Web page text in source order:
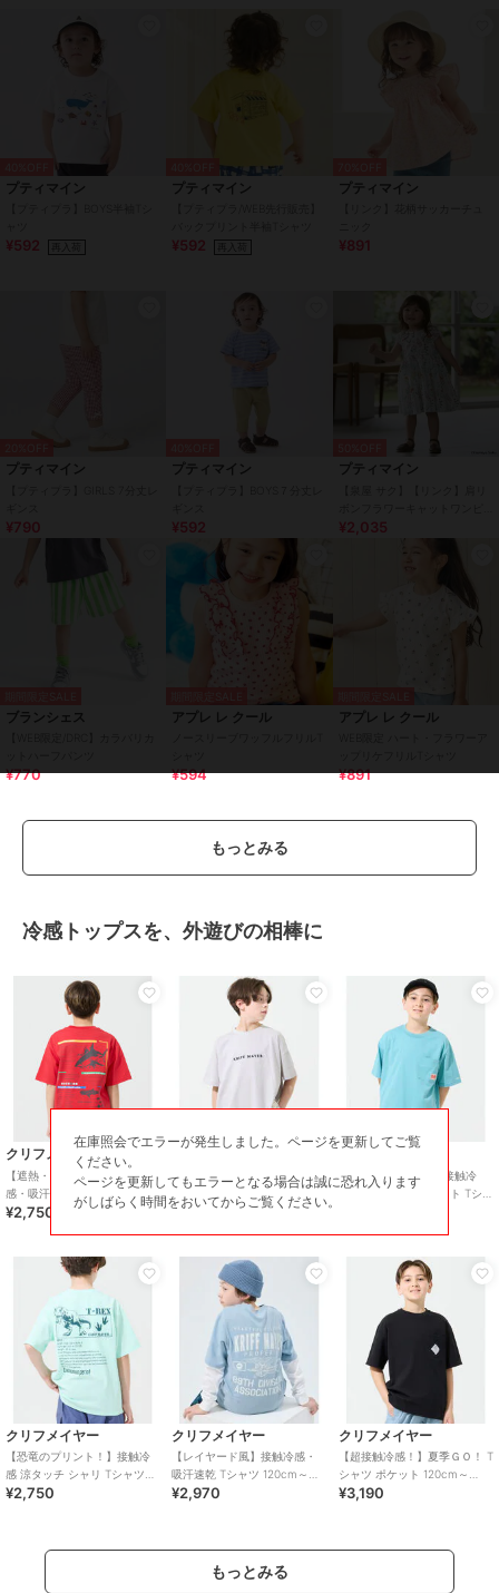
プティマイン
¥592
プティマイン
¥592
プティマイン
¥891
プティマイン
¥790
プティマイン
¥592
プティマイン
ース
¥2,035
ブランシェス
¥770
アプレ レ クール
¥594
アプレ レ クール
¥891
もっとみる
冷感トップスを、外遊びの相棒に
クリフメイヤー
【遮熱・UVカット・接触冷
感・吸汗速乾】プリント Tシャ
ツ ホホジロザメ 120cm～
¥2,750
クリフメイヤー
【遮熱・UVカット・接触冷
感・吸汗速乾】ビッグ ロゴ T
シャツ 120cm～170cm
¥2,750
クリフメイヤー
【遮熱・UVカット・接触冷
感・吸汗速乾】ポケット Tシャ
クリフメイヤー
【恐竜のプリント！】接触冷
感 涼タッチ シャリ Tシャツ
120cm～170cm
¥2,750
クリフメイヤー
【レイヤード風】接触冷感・
吸汗速乾 Tシャツ 120cm～
170cm
¥2,970
クリフメイヤー
【超接触冷感！】夏季ＧＯ！ T
シャツ ポケット 120cm～
170cm
¥3,190
もっとみる
在庫照会でエラーが発生しました。ページを更新してご覧
ください。
ページを更新してもエラーとなる場合は誠に恐れ入ります
がしばらく時間をおいてからご覧ください。